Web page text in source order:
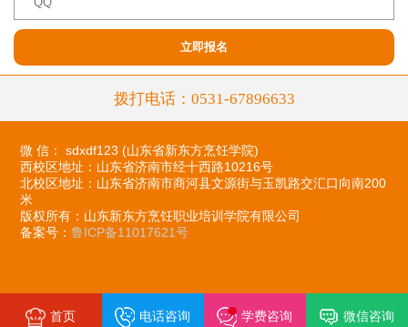
拨打电话：0531-67896633
微 信： sdxdf123 (山东省新东方烹饪学院)
西校区地址： 山东省济南市经十西路10216号
北校区地址： 山东省济南市商河县文源街与玉凯路交汇口向南200
米
版权所有：山东新东方烹饪职业培训学院有限公司
备案号：鲁ICP备11017621号
首页 电话咨询 学费咨询 微信咨询